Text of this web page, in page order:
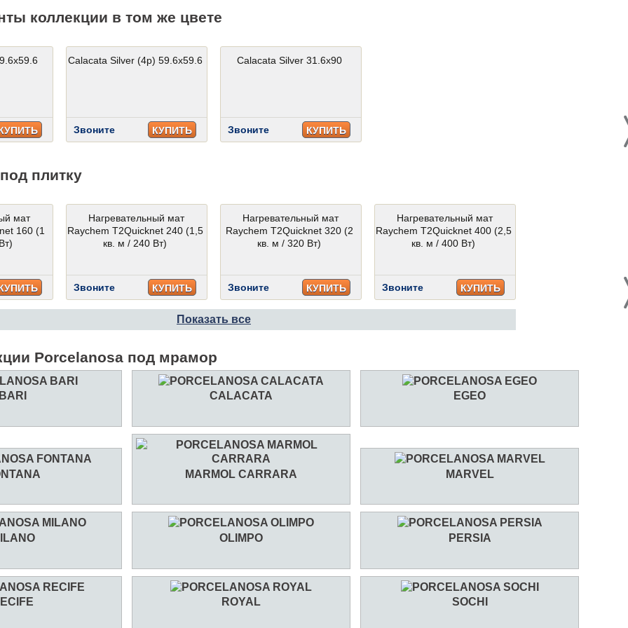
коллекции в том же цвете
Calacata Silver (4p) 59.6x59.6
Звоните КУПИТЬ
Calacata Silver 31.6x90
Звоните КУПИТЬ
плитку
мат
160 (1
Нагревательный мат
Raychem T2Quicknet 240 (1,5
кв. м / 240 Вт)
Звоните КУПИТЬ
Нагревательный мат
Raychem T2Quicknet 320 (2
кв. м / 320 Вт)
Звоните КУПИТЬ
Нагревательный мат
Raychem T2Quicknet 400 (2,5
кв. м / 400 Вт)
Звоните КУПИТЬ
Показать все
Porcelanosa под мрамор
BARI CALACATA EGEO
MARMOL CARRARA MARVEL
OLIMPO PERSIA
ROYAL SOCHI